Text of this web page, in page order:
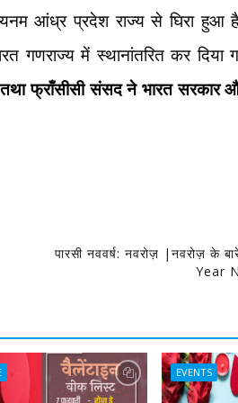
आंध्र प्रदेश राज्य से घिरा हुआ
गणराज्य में स्थानांतरित कर दिया
फ्राँसीसी संसद ने भारत सरकार और
पारसी नववर्ष: नवरोज़ |नवरोज़ के
Year
EVENTS